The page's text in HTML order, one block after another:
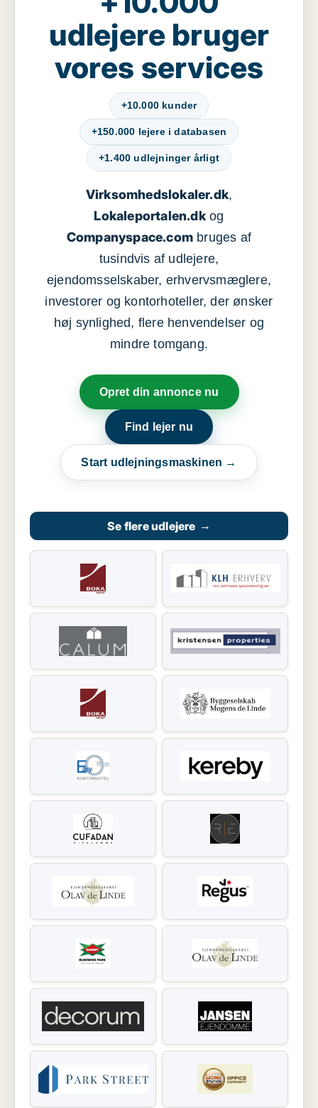
udlejere bruger
vores services
+10.000 kunder
+150.000 lejere i databasen
+1.400 udlejninger årligt
Virksomhedslokaler.dk,
Lokaleportalen.dkog
Companyspace.com bruges af
tusindvis af udlejere,
ejendomsselskaber, erhvervsmæglere,
investorer og kontorhoteller, der ønsker
høj synlighed, flere henvendelser og
mindre tomgang.
Opret din annonce nu
Find lejer nu
Start udlejningsmaskinen →
Se flere udlejere →